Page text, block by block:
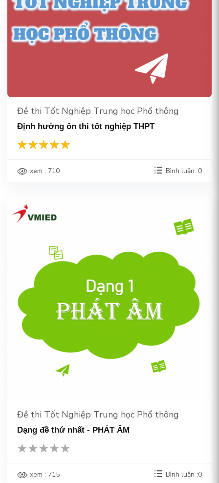
Đề thi Tốt Nghiệp Trung học Phổ thông
Định hướng ôn thi tốt nghiệp THPT
xem : 710 Bình luận :0
Đề thi Tốt Nghiệp Trung học Phổ thông
Dạng đề thứ nhất - PHÁT ÂM
xem : 715 Bình luận :0